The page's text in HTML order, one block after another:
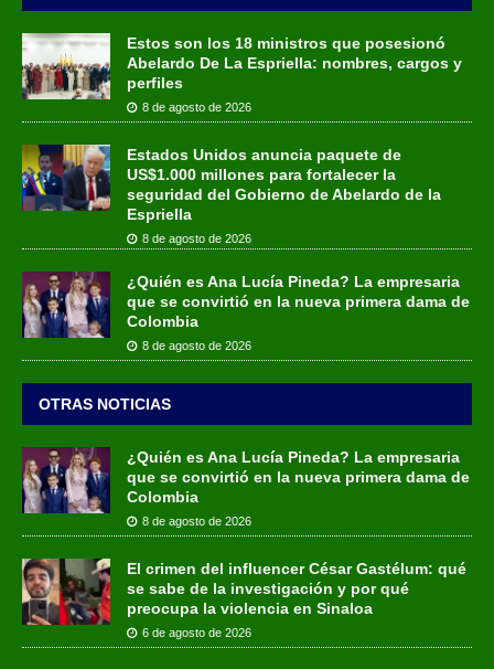
Estos son los 18 ministros que posesionó
Abelardo De La Espriella: nombres, cargos y
perfiles
8 de agosto de 2026
Estados Unidos anuncia paquete de
US$1.000 millones para fortalecer la
seguridad del Gobierno de Abelardo de la
Espriella
8 de agosto de 2026
¿Quién es Ana Lucía Pineda? La empresaria
que se convirtió en la nueva primera dama de
Colombia
8 de agosto de 2026
OTRAS NOTICIAS
¿Quién es Ana Lucía Pineda? La empresaria
que se convirtió en la nueva primera dama de
Colombia
8 de agosto de 2026
El crimen del influencer César Gastélum: qué
se sabe de la investigación y por qué
preocupa la violencia en Sinaloa
6 de agosto de 2026